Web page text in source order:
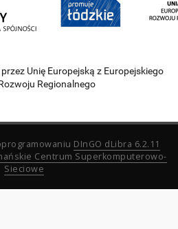
Unię Europejską z Europejskiego
Regionalnego
DInGO dLibra 6.2.11
Centrum Superkomputerowo-
Sieciowe